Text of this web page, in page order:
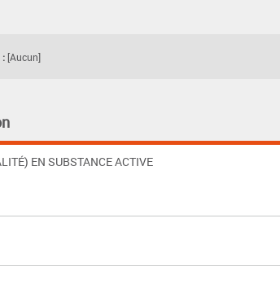
: [Aucun]
EN SUBSTANCE ACTIVE